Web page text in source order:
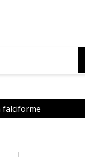
falciforme